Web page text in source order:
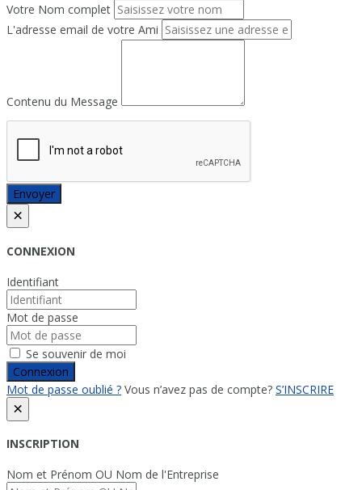
Votre Nom complet
L'adresse email de votre Ami
Contenu du Message
Envoyer
×
CONNEXION
Identifiant
Mot de passe
Se souvenir de moi
Connexion
Mot de passe oublié ? Vous n’avez pas de compte? S’INSCRIRE
×
INSCRIPTION
Nom et Prénom OU Nom de l'Entreprise